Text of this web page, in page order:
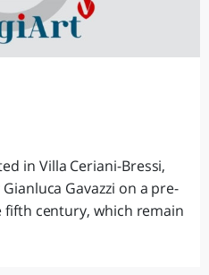
in Villa Ceriani-Bressi,
Gavazzi on a pre-
century, which remain